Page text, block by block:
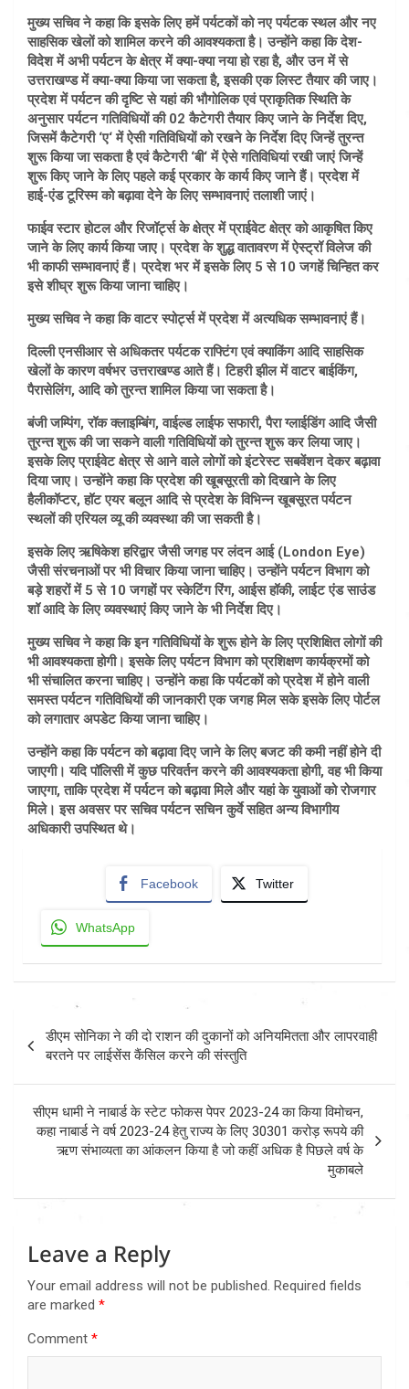
मुख्य सचिव ने कहा कि इसके लिए हमें पर्यटकों को नए पर्यटक स्थल और नए
साहसिक खेलों को शामिल करने की आवश्यकता है। उन्होंने कहा कि देश-
विदेश में अभी पर्यटन के क्षेत्र में क्या-क्या नया हो रहा है, और उन में से
उत्तराखण्ड में क्या-क्या किया जा सकता है, इसकी एक लिस्ट तैयार की जाए।
प्रदेश में पर्यटन की दृष्टि से यहां की भौगोलिक एवं प्राकृतिक स्थिति के
अनुसार पर्यटन गतिविधियों की 02 कैटेगरी तैयार किए जाने के निर्देश दिए,
जिसमें कैटेगरी ‘ए‘ में ऐसी गतिविधियों को रखने के निर्देश दिए जिन्हें तुरन्त
शुरू किया जा सकता है एवं कैटेगरी ‘बी‘ में ऐसे गतिविधियां रखी जाएं जिन्हें
शुरू किए जाने के लिए पहले कई प्रकार के कार्य किए जाने हैं। प्रदेश में
हाई-एंड टूरिस्म को बढ़ावा देने के लिए सम्भावनाएं तलाशी जाएं।
फाईव स्टार होटल और रिजॉर्ट्स के क्षेत्र में प्राईवेट क्षेत्र को आकृषित किए
जाने के लिए कार्य किया जाए। प्रदेश के शुद्ध वातावरण में ऐस्ट्रॉ विलेज की
भी काफी सम्भावनाएं हैं। प्रदेश भर में इसके लिए 5 से 10 जगहें चिन्हित कर
इसे शीघ्र शुरू किया जाना चाहिए।
मुख्य सचिव ने कहा कि वाटर स्पोर्ट्स में प्रदेश में अत्यधिक सम्भावनाएं हैं।
दिल्ली एनसीआर से अधिकतर पर्यटक राफ्टिंग एवं क्याकिंग आदि साहसिक
खेलों के कारण वर्षभर उत्तराखण्ड आते हैं। टिहरी झील में वाटर बाईकिंग,
पैरासेलिंग, आदि को तुरन्त शामिल किया जा सकता है।
बंजी जम्पिंग, रॉक क्लाइम्बिंग, वाईल्ड लाईफ सफारी, पैरा ग्लाईडिंग आदि जैसी
तुरन्त शुरू की जा सकने वाली गतिविधियों को तुरन्त शुरू कर लिया जाए।
इसके लिए प्राईवेट क्षेत्र से आने वाले लोगों को इंटरेस्ट सबवेंशन देकर बढ़ावा
दिया जाए। उन्होंने कहा कि प्रदेश की खूबसूरती को दिखाने के लिए
हैलीकॉप्टर, हॉट एयर बलून आदि से प्रदेश के विभिन्न खूबसूरत पर्यटन
स्थलों की एरियल व्यू की व्यवस्था की जा सकती है।
इसके लिए ऋषिकेश हरिद्वार जैसी जगह पर लंदन आई (London Eye)
जैसी संरचनाओं पर भी विचार किया जाना चाहिए। उन्होंने पर्यटन विभाग को
बड़े शहरों में 5 से 10 जगहों पर स्केटिंग रिंग, आईस हॉकी, लाईट एंड साउंड
शॉ आदि के लिए व्यवस्थाएं किए जाने के भी निर्देश दिए।
मुख्य सचिव ने कहा कि इन गतिविधियों के शुरू होने के लिए प्रशिक्षित लोगों की
भी आवश्यकता होगी। इसके लिए पर्यटन विभाग को प्रशिक्षण कार्यक्रमों को
भी संचालित करना चाहिए। उन्होंने कहा कि पर्यटकों को प्रदेश में होने वाली
समस्त पर्यटन गतिविधियों की जानकारी एक जगह मिल सके इसके लिए पोर्टल
को लगातार अपडेट किया जाना चाहिए।
उन्होंने कहा कि पर्यटन को बढ़ावा दिए जाने के लिए बजट की कमी नहीं होने दी
जाएगी। यदि पॉलिसी में कुछ परिवर्तन करने की आवश्यकता होगी, वह भी किया
जाएगा, ताकि प्रदेश में पर्यटन को बढ़ावा मिले और यहां के युवाओं को रोजगार
मिले। इस अवसर पर सचिव पर्यटन सचिन कुर्वे सहित अन्य विभागीय
अधिकारी उपस्थित थे।
Facebook Twitter
WhatsApp
Post
navigation
डीएम सोनिका ने की दो राशन की दुकानों को अनियमितता और लापरवाही
बरतने पर लाईसेंस कैंसिल करने की संस्तुति
सीएम धामी ने नाबार्ड के स्टेट फोकस पेपर 2023-24 का किया विमोचन,
कहा नाबार्ड ने वर्ष 2023-24 हेतु राज्य के लिए 30301 करोड़ रूपये की
ऋण संभाव्यता का आंकलन किया है जो कहीं अधिक है पिछले वर्ष के
मुकाबले
Leave a Reply
Your email address will not be published. Required fields
are marked *
Comment *